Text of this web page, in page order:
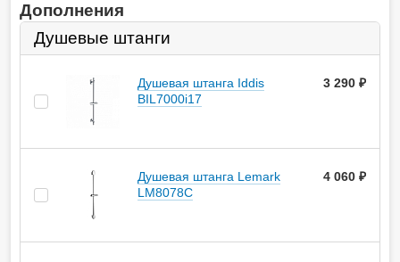
Дополнения
Душевые штанги
Душевая штанга Iddis
BIL7000i17
3 290
Душевая штанга Lemark
LM8078C
4 060